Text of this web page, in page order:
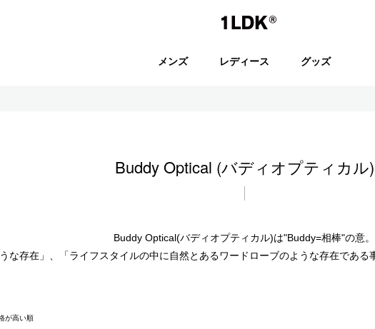
メンズ レディース
グッズ
SEARCH
Buddy Optical (バディオプティカル)
Buddy Optical(バディオプティカル)は"Buddy=相棒"の意。
な存在」、「ライフスタイルの中に自然とあるワードローブのような存在であ
が高い順